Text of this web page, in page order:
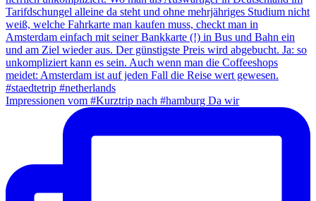
Impressionen vom #Kurztrip nach #hamburg Da wir